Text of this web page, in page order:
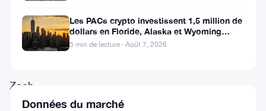
Ce
qui
s’est
Zach
Pandl,
Les PACs crypto investissent 1,5 million de
dollars en Floride, Alaska et Wyoming
après un revers au Michigan
5 min de lecture · Août 7, 2026
Données du marché